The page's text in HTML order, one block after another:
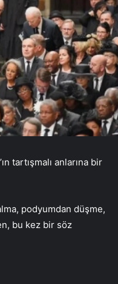
tartışmalı anlarına bir
podyumdan düşme,
bu kez bir söz